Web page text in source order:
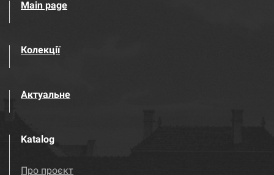
Main page
Колекції
Актуальне
Katalog
Про проєкт